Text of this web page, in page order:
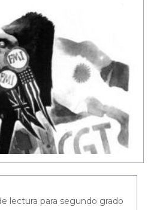
lectura para segundo grado